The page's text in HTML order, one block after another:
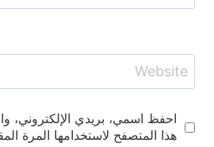
Website
احفظ اسمي، بريدي الإلكتروني،
هذا المتصفح لاستخدامها المرة